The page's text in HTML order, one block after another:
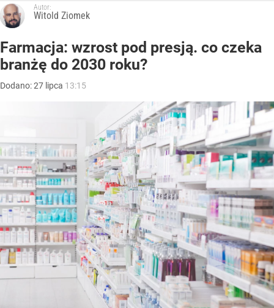
Autor:
Witold Ziomek
Farmacja: wzrost pod presją. co czeka
branżę do 2030 roku?
Dodano:27 lipca 13:15